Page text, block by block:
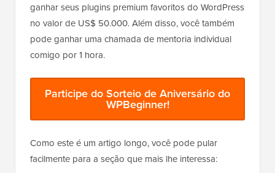
ganhar seus plugins premium favoritos do WordPress
no valor de US$ 50.000. Além disso, você também
pode ganhar uma chamada de mentoria individual
comigo por 1 hora.
Participe do Sorteio de Aniversário do
WPBeginner!
Como este é um artigo longo, você pode pular
facilmente para a seção que mais lhe interessa: